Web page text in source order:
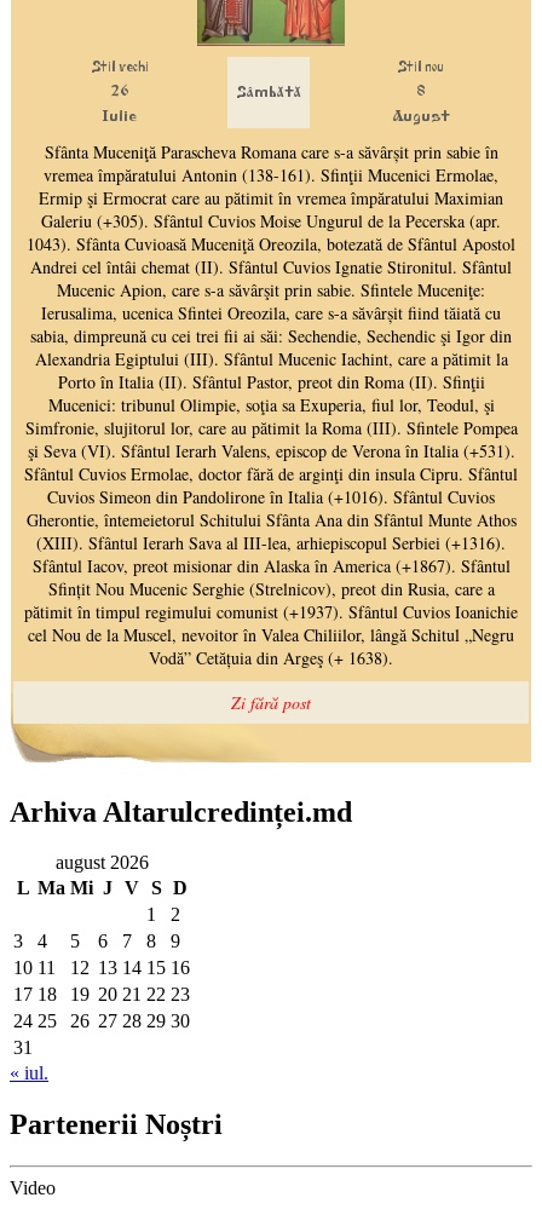
Arhiva Altarulcredinței.md
august 2026
L Ma Mi J V S D
1
2
3
4 5 6 7 8
9
10 11 12 13 14 15 16
17 18 19 20 21 22 23
24 25 26 27 28 29 30
31
« iul.
Partenerii Noștri
Video